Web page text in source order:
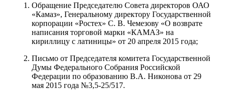
Обращение Председателю Совета директоров ОАО
«Камаз», Генеральному директору Государственной
корпорации «Ростех» С. В. Чемезову «О возврате
написания торговой марки «КАМАЗ» на
кириллицу с латиницы» от 20 апреля 2015 года;
Письмо от Председателя комитета Государственной
Думы Федерального Собрания Российской
Федерации по образованию В.А. Никонова от 29
мая 2015 года №3,5-25/517.